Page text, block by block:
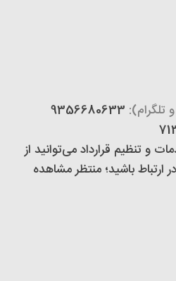
تلگرام):
و تنظیم قرارداد می‌توانید از
ارتباط باشید؛ منتظر مشاهده